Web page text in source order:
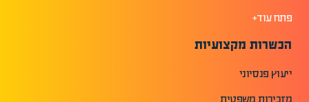
פתח עוד+
הכשרות מקצועיות
ייעוץ פנסיוני
מזכירות משפטית